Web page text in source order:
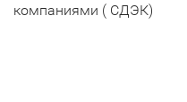
компаниями ( СДЭК)